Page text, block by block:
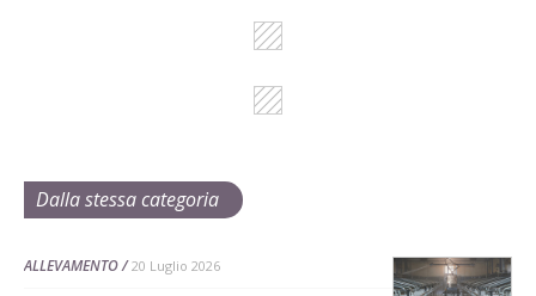
Dalla stessa categoria
ALLEVAMENTO 20 Luglio 2026